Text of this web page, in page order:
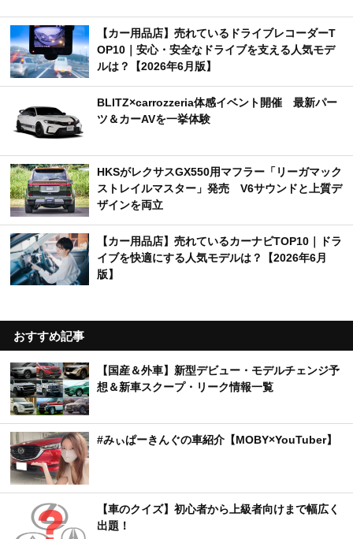
【カー用品店】売れているドライブレコーダーT
OP10｜安心・安全なドライブを支える人気モデ
ルは？【2026年6月版】
BLITZ×carrozzeria体感イベント開催 最新パー
ツ＆カーAVを一挙体験
HKSがレクサスGX550用マフラー「リーガマック
ストレイルマスター」発売 V6サウンドと上質デ
ザインを両立
【カー用品店】売れているカーナビTOP10｜ドラ
イブを快適にする人気モデルは？【2026年6月
版】
おすすめ記事
【国産＆外車】新型デビュー・モデルチェンジ予
想＆新車スクープ・リーク情報一覧
#みぃぱーきんぐの車紹介【MOBY×YouTuber】
【車のクイズ】初心者から上級者向けまで幅広く
出題！